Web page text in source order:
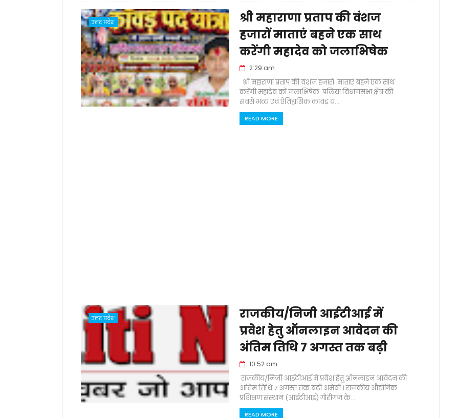
उत्तर प्रदेश
श्री महाराणा प्रताप की वंशज
हजारों माताएं बहने एक साथ
करेंगी महादेव को जलाभिषेक
2:29 am
श्री महाराणा प्रताप की वंशज हजारों माताएं बहने एक साथ
करेंगी महादेव को जलाभिषेक पलिया विधानसभा क्षेत्र की
सबसे भव्य एवं ऐतिहासिक कावड़ य...
READ MORE
उत्तर प्रदेश
राजकीय/निजी आईटीआई में
प्रवेश हेतु ऑनलाइन आवेदन की
अंतिम तिथि 7 अगस्त तक बढ़ी
10:52 am
राजकीय/निजी आईटीआई में प्रवेश हेतु ऑनलाइन आवेदन की
अंतिम तिथि 7 अगस्त तक बढ़ी अमेठी । राजकीय औद्योगिक
प्रशिक्षण संस्थान (आईटीआई) गौरीगंज के...
READ MORE